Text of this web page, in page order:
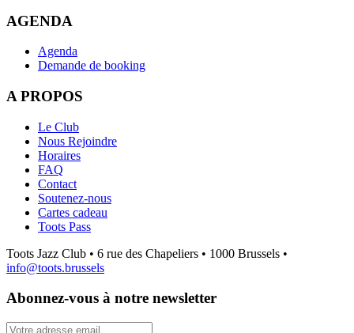
AGENDA
Agenda
Demande de booking
A PROPOS
Le Club
Nous Rejoindre
Horaires
FAQ
Contact
Soutenez-nous
Cartes cadeau
Toots Pass
Toots Jazz Club • 6 rue des Chapeliers • 1000 Brussels •
info@toots.brussels
Abonnez-vous à notre newsletter
Votre adresse email